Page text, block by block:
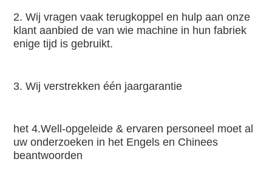
2. Wij vragen vaak terugkoppel en hulp aan onze
klant aanbied de van wie machine in hun fabriek
enige tijd is gebruikt.
3. Wij verstrekken één jaargarantie
het 4.Well-opgeleide & ervaren personeel moet al
uw onderzoeken in het Engels en Chinees
beantwoorden